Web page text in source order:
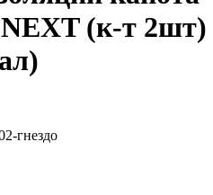
(к-т 2шт)
гнездо